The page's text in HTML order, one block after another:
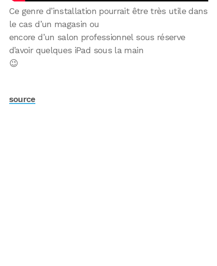
Ce genre d’installation pourrait être très utile dans
le cas d’un magasin ou
encore d’un salon professionnel sous réserve
d’avoir quelques iPad sous la main
😉
source